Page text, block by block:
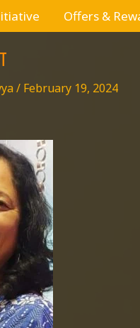
Offers &
/ February 19, 2024